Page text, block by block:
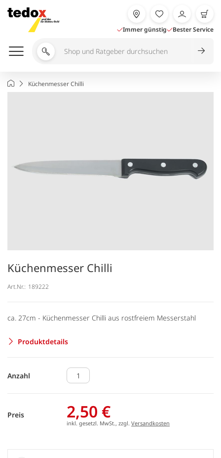
Inhalt
springen
Immer günstig Bester Service
Shop
durchsuchen
StartseiteKüchenmesser Chilli
Küchenmesser Chilli
Art.Nr.: 189222
ca. 27cm - Küchenmesser Chilli aus rostfreiem Messerstahl
Produktdetails
Anzahl
Preis 2,50 €
inkl. gesetzl. MwSt., zzgl. Versandkosten